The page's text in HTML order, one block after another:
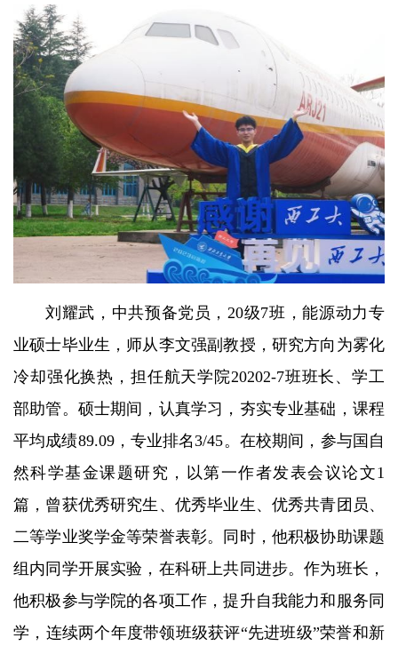
刘耀武，中共预备党员，20级7班，能源动力专
业硕士毕业生，师从李文强副教授，研究方向为雾化
冷却强化换热，担任航天学院20202-7班班长、学工
部助管。硕士期间，认真学习，夯实专业基础，课程
平均成绩89.09，专业排名3/45。在校期间，参与国自
然科学基金课题研究，以第一作者发表会议论文1
篇，曾获优秀研究生、优秀毕业生、优秀共青团员、
二等学业奖学金等荣誉表彰。同时，他积极协助课题
组内同学开展实验，在科研上共同进步。作为班长，
他积极参与学院的各项工作，提升自我能力和服务同
学，连续两个年度带领班级获评“先进班级”荣誉和新